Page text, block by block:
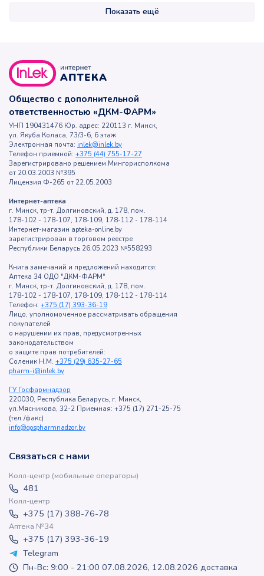
Показать ещё
Общество с дополнительной
ответственностью «ДКМ-ФАРМ»
УНП 190431476 Юр. адрес: 220113 г. Минск,
ул. Якуба Коласа, 73/3-6, 6 этаж
Электронная почта: inlek@inlek.by
Телефон приемной: +375 (44) 755-17-27
Зарегистрировано решением Мингорисполкома
от 20.03.2003 №395
Лицензия Ф-265 от 22.05.2003
Интернет-аптека
г. Минск, тр-т. Долгиновский, д. 178, пом.
178-102 - 178-107, 178-109, 178-112 - 178-114
Интернет-магазин apteka-online.by
зарегистрирован в торговом реестре
Республики Беларусь 26.05.2023 №558293
Книга замечаний и предложений находится:
Аптека 34 ОДО "ДКМ-ФАРМ"
г. Минск, тр-т. Долгиновский, д. 178, пом.
178-102 - 178-107, 178-109, 178-112 - 178-114
Телефон: +375 (17) 393-36-19
Лицо, уполномоченное рассматривать обращения
покупателей
о нарушении их прав, предусмотренных
законодательством
о защите прав потребителей:
Соленик Н.М. +375 (29) 635-27-65
pharm-i@inlek.by
ГУ Госфармнадзор
220030, Республика Беларусь, г. Минск,
ул.Мясникова, 32-2 Приемная: +375 (17) 271-25-75
(тел./факс)
info@gospharmnadzor.by
Связаться с нами
Колл-центр (мобильные операторы)
481
Колл-центр
+375 (17) 388-76-78
Аптека №34
+375 (17) 393-36-19
Telegram
Пн-Вс: 9:00 - 21:00 07.08.2026, 12.08.2026 доставка